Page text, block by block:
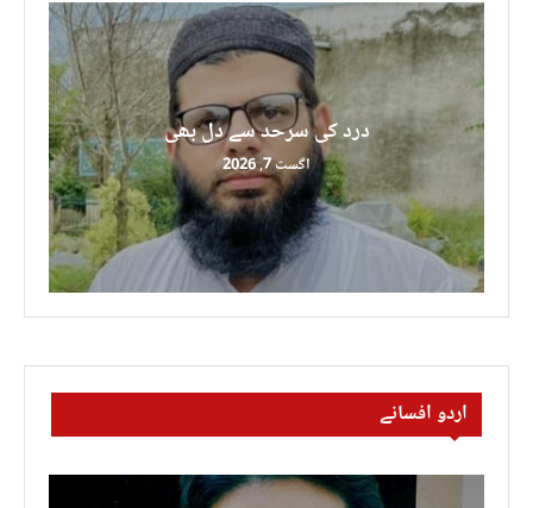
درد کی سرحد سے دل بھی
اگست 7, 2026
اردو افسانے